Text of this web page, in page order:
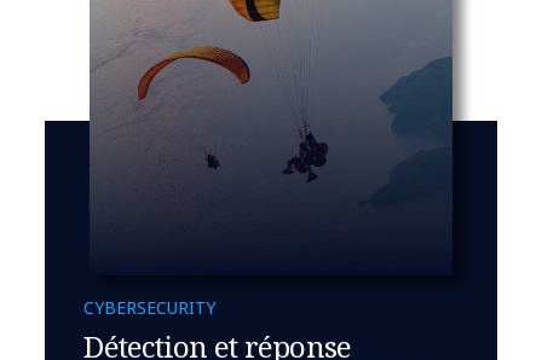
CYBERSECURITY
Détection et réponse